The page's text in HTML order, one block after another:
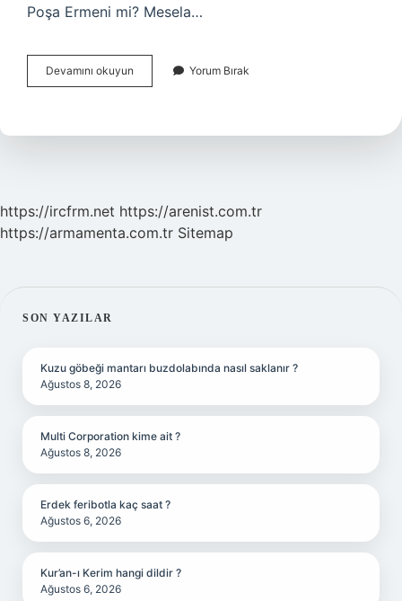
Poşa Ermeni mi? Mesela…
Devamını okuyun
Insan
Yorum Bırak
https://ircfrm.net https://arenist.com.tr
https://armamenta.com.tr Sitemap
SIDEBAR
SON YAZILAR
Kuzu göbeği mantarı buzdolabında nasıl saklanır ?
Ağustos 8, 2026
Multi Corporation kime ait ?
Ağustos 8, 2026
Erdek feribotla kaç saat ?
Ağustos 6, 2026
Kur’an-ı Kerim hangi dildir ?
Ağustos 6, 2026